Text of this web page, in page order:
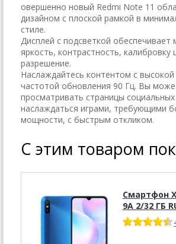
овершенно новый Redmi Note 11
дизайном с плоской рамкой в
стиле.
Дисплей с подсветкой обеспечивает
яркость, контрастность, калибровку
разрешение.
Наслаждайтесь контентом с
частотой обновления 90 Гц. Вы
просматривать страницы
наслаждаться играми, требующими
мощности, с быстрым откликом.
С этим товаром
Смартфон
9A 2/32 ГБ